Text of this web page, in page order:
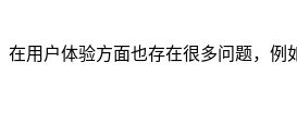
用户体验方面也存在很多问题，例